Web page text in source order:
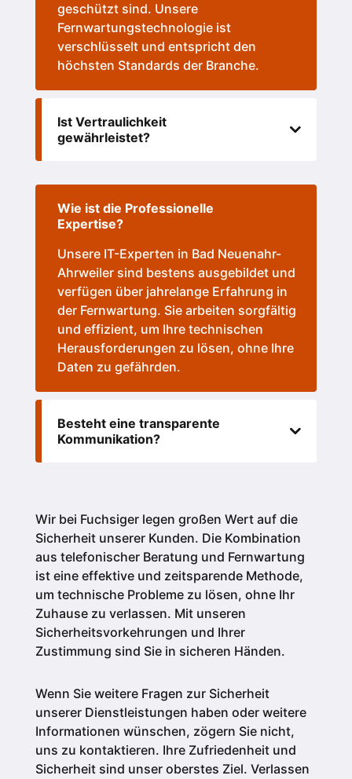
geschützt sind. Unsere
Fernwartungstechnologie ist
verschlüsselt und entspricht den
höchsten Standards der Branche.
Ist Vertraulichkeit
gewährleistet?
Wie ist die Professionelle
Expertise?
Unsere IT-Experten in Bad Neuenahr-
Ahrweiler sind bestens ausgebildet und
verfügen über jahrelange Erfahrung in
der Fernwartung. Sie arbeiten sorgfältig
und effizient, um Ihre technischen
Herausforderungen zu lösen, ohne Ihre
Daten zu gefährden.
Besteht eine transparente
Kommunikation?
Wir bei Fuchsiger legen großen Wert auf die
Sicherheit unserer Kunden. Die Kombination
aus telefonischer Beratung und Fernwartung
ist eine effektive und zeitsparende Methode,
um technische Probleme zu lösen, ohne Ihr
Zuhause zu verlassen. Mit unseren
Sicherheitsvorkehrungen und Ihrer
Zustimmung sind Sie in sicheren Händen.
Wenn Sie weitere Fragen zur Sicherheit
unserer Dienstleistungen haben oder weitere
Informationen wünschen, zögern Sie nicht,
uns zu kontaktieren. Ihre Zufriedenheit und
Sicherheit sind unser oberstes Ziel. Verlassen